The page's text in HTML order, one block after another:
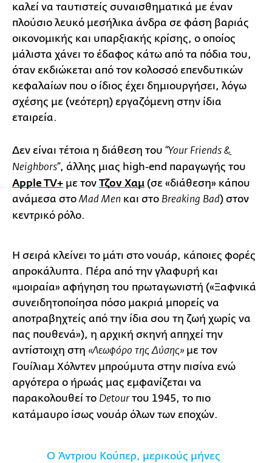
καλεί να ταυτιστείς συναισθηματικά με έναν
πλούσιο λευκό μεσήλικα άνδρα σε φάση βαριάς
οικονομικής και υπαρξιακής κρίσης, ο οποίος
μάλιστα χάνει το έδαφος κάτω από τα πόδια του,
όταν εκδιώκεται από τον κολοσσό επενδυτικών
κεφαλαίων που ο ίδιος έχει δημιουργήσει, λόγω
σχέσης με (νεότερη) εργαζόμενη στην ίδια
εταιρεία.
Δεν είναι τέτοια η διάθεση του “Your Friends &
Neighbors”, άλλης μιας high-end παραγωγής του
Apple TV+ με τον Τζον Χαμ (σε «διάθεση» κάπου
ανάμεσα στοMad Men και στο Breaking Bad) στον
κεντρικό ρόλο.
Η σειρά κλείνει το μάτι στο νουάρ, κάποιες φορές
απροκάλυπτα. Πέρα από την γλαφυρή και
«μοιραία» αφήγηση του πρωταγωνιστή («Ξαφνικά
συνειδητοποίησα πόσο μακριά μπορείς να
αποτραβηχτείς από την ίδια σου τη ζωή χωρίς να
πας πουθενά»), η αρχική σκηνή απηχεί την
αντίστοιχη στη «Λεωφόρο της Δύσης» με τον
Γουίλιαμ Χόλντεν μπρούμυτα στην πισίνα ενώ
αργότερα ο ήρωάς μας εμφανίζεται να
παρακολουθεί το Detourτου 1945, το πιο
κατάμαυρο ίσως νουάρ όλων των εποχών.
Ο Άντριου Κούπερ, μερικούς μήνες